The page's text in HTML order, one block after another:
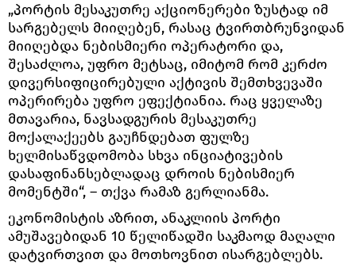
„პორტის მესაკუთრე აქციონერები ზუსტად იმ
სარგებელს მიიღებენ, რასაც ტვირთბრუნვიდან
მიიღებდა ნებისმიერი ოპერატორი და,
შესაძლოა, უფრო მეტსაც, იმიტომ რომ კერძო
დივერსიფიცირებული აქტივის შემთხვევაში
ოპერირება უფრო ეფექტიანია. რაც ყველაზე
მთავარია, ნავსადგურის მესაკუთრე
მოქალაქეებს გაუჩნდებათ ფულზე
ხელმისაწვდომობა სხვა ინციატივების
დასაფინანსებლადაც დროის ნებისმიერ
მომენტში“, – თქვა რამაზ გერლიანმა.
ეკონომისტის აზრით, ანაკლიის პორტი
ამუშავებიდან 10 წელიწადში საკმაოდ მაღალი
დატვირთვით და მოთხოვნით ისარგებლებს.